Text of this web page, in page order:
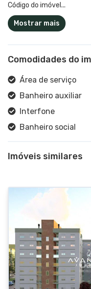
Código do imóvel...
Mostrar mais
Comodidades do
Área de serviço
Banheiro auxiliar
Interfone
Banheiro social
Imóveis similares